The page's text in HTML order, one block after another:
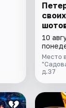
10
Место
д.37